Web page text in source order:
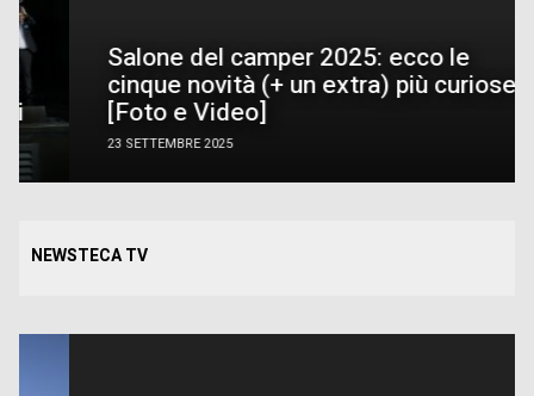
23 SETTEMBRE 2025
Salone del camper 2025: ecco le
cinque novità (+ un extra) più curiose
[Foto e Video]
NEWSTECA TV